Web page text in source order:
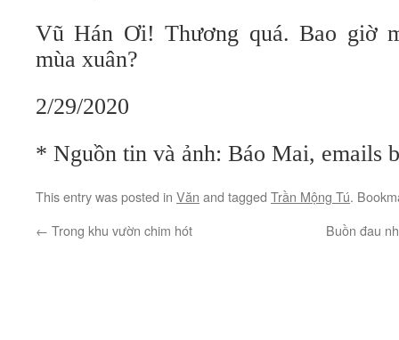
Vũ Hán Ơi! Thương quá. Bao giờ
mùa xuân?
2/29/2020
* Nguồn tin và ảnh: Báo Mai, emails
This entry was posted in Văn and tagged Trần Mộng Tú.
← Trong khu vườn chim hót Buồn đau